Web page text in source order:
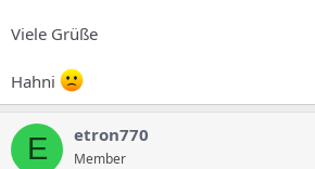
Viele Grüße
Hahni
E etron770
Member